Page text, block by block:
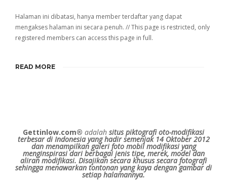
Halaman ini dibatasi, hanya member terdaftar yang dapat
mengakses halaman ini secara penuh. // This page is restricted, only
registered members can access this page in full.
READ MORE
Gettinlow.com® adalah situs piktografi oto-modifikasi
terbesar di Indonesia yang hadir semenjak 14 Oktober 2012
dan menampilkan galeri foto mobil modifikasi yang
menginspirasi dari berbagai jenis tipe, merek, model dan
aliran modifikasi. Disajikan secara khusus secara fotografi
sehingga menawarkan tontonan yang kaya dengan gambar di
setiap halamannya.